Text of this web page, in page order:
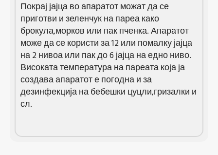
Покрај јајца во апаратот можат да се
приготви и зеленчук на пареа како
брокула,морков или пак пченка. Апаратот
може да се користи за 12 или помалку јајца
на 2 нивоа или пак до 6 јајца на едно ниво.
Високата температура на пареата која ја
создава апаратот е погодна и за
дезинфекција на бебешки цуцли,гризалки и
сл.